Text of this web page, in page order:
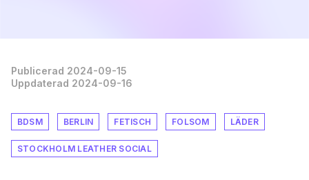
Publicerad 2024-09-15
Uppdaterad 2024-09-16
BDSM BERLIN FETISCH FOLSOM LÄDER
STOCKHOLM LEATHER SOCIAL